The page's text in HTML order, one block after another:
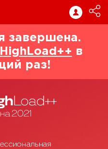
завершена.
HighLoad++ в
раз!